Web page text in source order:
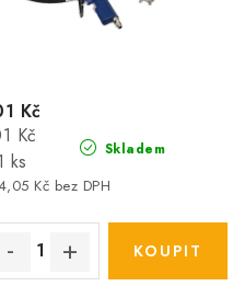
Skladem
Kč bez DPH
Kč
Kč
ks